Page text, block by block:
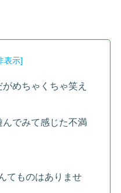
めちゃくちゃ笑え
でみて感じた不満
てものはありませ